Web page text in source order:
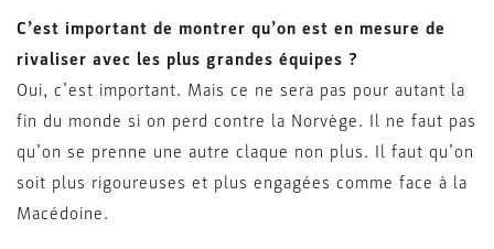
C’est important de montrer qu’on est en mesure de
rivaliser avec les plus grandes équipes ?
Oui, c’est important. Mais ce ne sera pas pour autant la
fin du monde si on perd contre la Norvège. Il ne faut pas
qu’on se prenne une autre claque non plus. Il faut qu’on
soit plus rigoureuses et plus engagées comme face à la
Macédoine.